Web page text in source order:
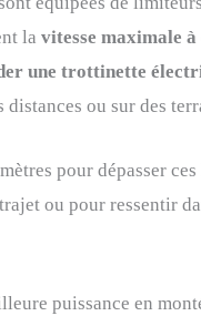
lavitesse maximale
une trottinette
ou sur des
pour dépasser
ou pour ressentir
puissance en